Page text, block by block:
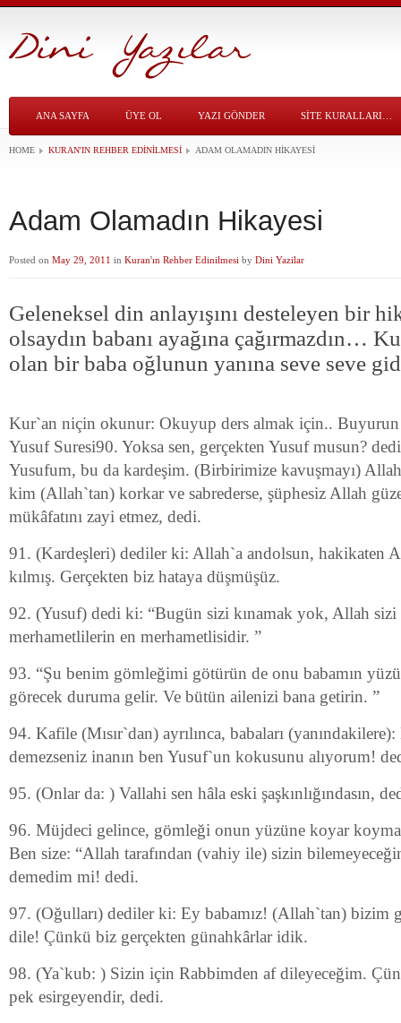
ANA SAYFA ÜYE OL YAZI GÖNDER SITE KURALLARI…
HOME KURAN'IN REHBER EDINILMESI ADAM OLAMADIN HIKAYESI
Adam Olamadın Hikayesi
Posted on May 29, 2011 in Kuran'ın Rehber Edinilmesi by Dini Yazilar
Geleneksel din anlayışını desteleyen bir
olsaydın babanı ayağına çağırmazdın…
olan bir baba oğlunun yanına seve seve
Kur`an niçin okunur: Okuyup ders almak için.. Buyurun
Yusuf Suresi90. Yoksa sen, gerçekten Yusuf musun?
Yusufum, bu da kardeşim. (Birbirimize kavuşmayı)
kim (Allah`tan) korkar ve sabrederse, şüphesiz Allah
mükâfatını zayi etmez, dedi.
91. (Kardeşleri) dediler ki: Allah`a andolsun, hakikaten
kılmış. Gerçekten biz hataya düşmüşüz.
92. (Yusuf) dedi ki: “Bugün sizi kınamak yok, Allah
merhametlilerin en merhametlisidir. ”
93. “Şu benim gömleğimi götürün de onu babamın
görecek duruma gelir. Ve bütün ailenizi bana getirin. ”
94. Kafile (Mısır`dan) ayrılınca, babaları
demezseniz inanın ben Yusuf`un kokusunu alıyorum!
95. (Onlar da: ) Vallahi sen hâla eski şaşkınlığındasın,
96. Müjdeci gelince, gömleği onun yüzüne koyar
Ben size: “Allah tarafından (vahiy ile) sizin
demedim mi! dedi.
97. (Oğulları) dediler ki: Ey babamız! (Allah`tan) bizim
dile! Çünkü biz gerçekten günahkârlar idik.
98. (Ya`kub: ) Sizin için Rabbimden af dileyeceğim.
pek esirgeyendir, dedi.